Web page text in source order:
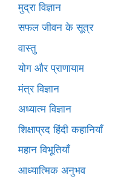
मुद्रा विज्ञान
सफल जीवन के सूत्र
वास्तु
योग और प्राणायाम
मंत्र विज्ञान
अध्यात्म विज्ञान
शिक्षाप्रद हिंदी कहानियाँ
महान विभूतियाँ
आध्यात्मिक अनुभव